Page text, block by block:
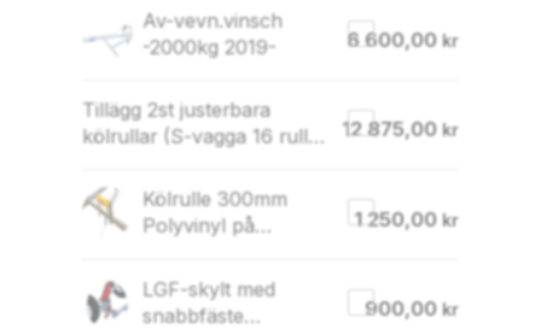
Av-vevn.vinsch
-2000kg 2019-
6 600,00 kr
Tillägg 2st justerbara
kölrullar (S-vagga 16 rullar
12 875,00 kr
Kölrulle 300mm
Polyvinyl på
80×40 rör)
1 250,00 kr
LGF-skylt med
snabbfäste
900,00 kr